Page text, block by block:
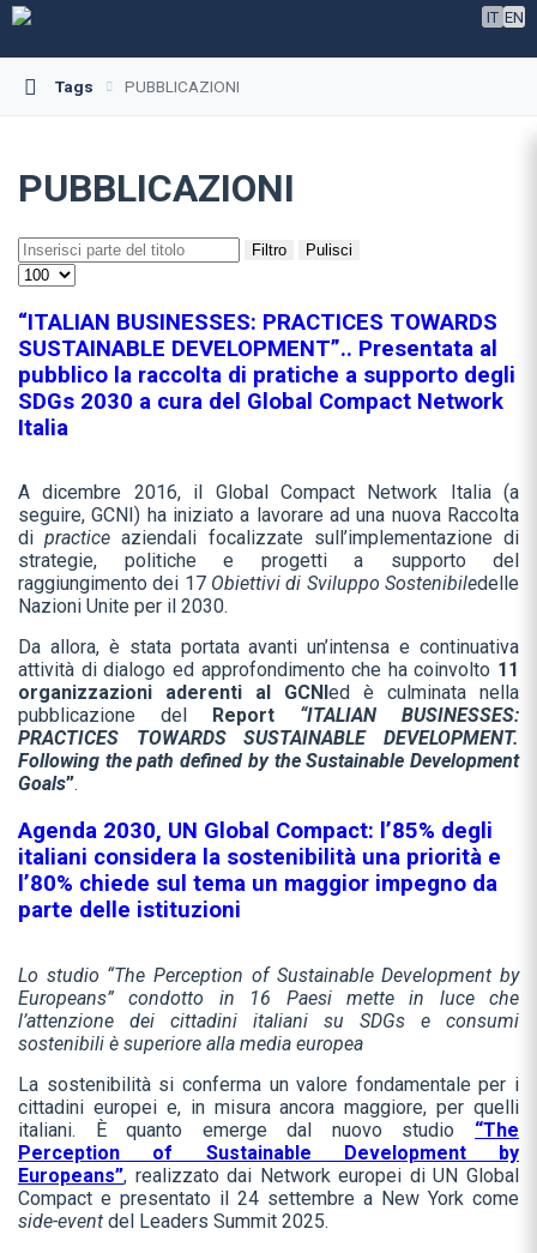
IT EN
Tags PUBBLICAZIONI
PUBBLICAZIONI
Filtro Pulisci
“ITALIAN BUSINESSES: PRACTICES TOWARDS
SUSTAINABLE DEVELOPMENT”.. Presentata al
pubblico la raccolta di pratiche a supporto degli
SDGs 2030 a cura del Global Compact Network
Italia
A dicembre 2016, il Global Compact Network Italia (a
seguire, GCNI) ha iniziato a lavorare ad una nuova Raccolta
dipractice aziendali focalizzate sull’implementazione di
strategie, politiche e progetti a supporto del
raggiungimento dei 17 Obiettivi di Sviluppo Sostenibiledelle
Nazioni Unite per il 2030.
Da allora, è stata portata avanti un’intensa e continuativa
attività di dialogo ed approfondimento che ha coinvolto 11
organizzazioni aderenti al GCNI ed è culminata nella
pubblicazione del
Report “ITALIAN BUSINESSES:
PRACTICES TOWARDS SUSTAINABLE DEVELOPMENT.
Following the path defined by the Sustainable Development
Goals”.
Agenda 2030, UN Global Compact: l’85% degli
italiani considera la sostenibilità una priorità e
l’80% chiede sul tema un maggior impegno da
parte delle istituzioni
Lo studio “The Perception of Sustainable Development by
Europeans” condotto in 16 Paesi mette in luce che
l’attenzione dei cittadini italiani su SDGs e consumi
sostenibili è superiore alla media europea
La sostenibilità si conferma un valore fondamentale per i
cittadini europei e, in misura ancora maggiore, per quelli
italiani. È quanto emerge dal nuovo studio “The
Perception of Sustainable Development by
Europeans”, realizzato dai Network europei di UN Global
Compact e presentato il 24 settembre a New York come
side-event del Leaders Summit 2025.